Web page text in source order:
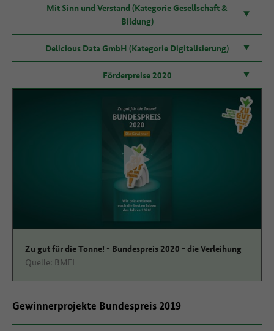
Mit Sinn und Verstand (Kategorie Gesellschaft &
Bildung)
Delicious Data GmbH (Kategorie Digitalisierung)
Förderpreise 2020
Zu gut für die Tonne! - Bundespreis 2020 - die Verleihung
Quelle: BMEL
Gewinnerprojekte Bundespreis 2019